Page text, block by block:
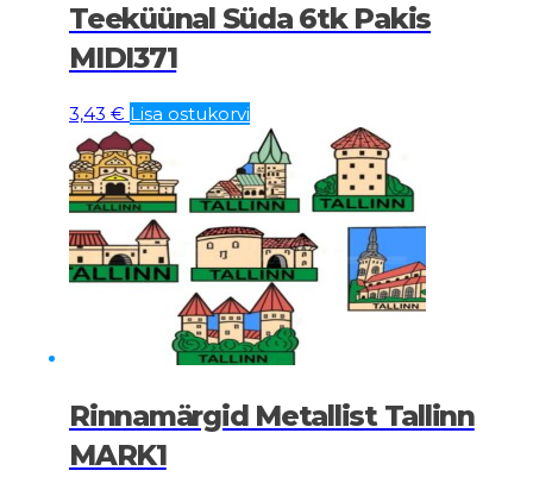
Teeküünal Süda 6tk Pakis
MIDI371
3,43 € Lisa ostukorvi
Rinnamärgid Metallist Tallinn
MARK1